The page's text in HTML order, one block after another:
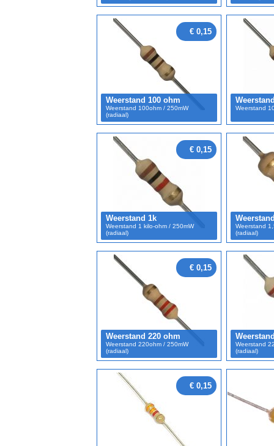
€ 0,15
Weerstand 100 ohm
Weerstand 100ohm / 250mW
(radiaal)
Weerstand
€ 0,15
Weerstand 1k
Weerstand 1 kilo-ohm / 250mW
(radiaal)
Weerstand
(radiaal)
€ 0,15
Weerstand 220 ohm
Weerstand 220ohm / 250mW
(radiaal)
Weerstand
(radiaal)
€ 0,15